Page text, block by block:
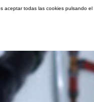
todas las cookies pulsando el